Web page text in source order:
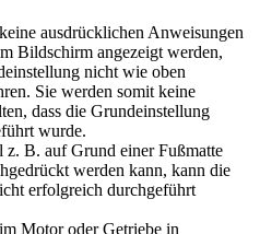
ausdrücklichen Anweisungen
Bildschirm angezeigt werden,
nicht wie oben
Sie werden somit keine
dass die Grundeinstellung
wurde.
z. B. auf Grund einer Fußmatte
werden kann, kann die
erfolgreich durchgeführt
Motor oder Getriebe in